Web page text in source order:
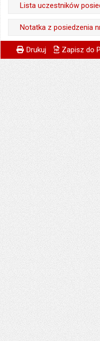
Lista uczestników
Wytworzył:
Data wytworzenia:
Opublikował w BIP:
Notatka z posiedzenia
Wytworzył:
Data wytworzenia:
Metryczka
Odpowiedzialny za treść:
Powiadom znajomego
Drukuj Zapisz do